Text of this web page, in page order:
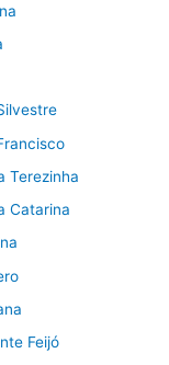
Terezinha
Catarina
Feijó